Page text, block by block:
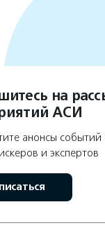
на
АСИ
анонсы
и экспертов